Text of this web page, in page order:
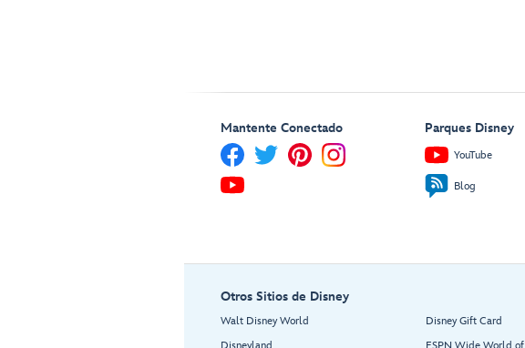
Mantente Conectado Parques Disney
YouTube
Blog
Otros Sitios de Disney
Walt Disney World
Disney Gift Card